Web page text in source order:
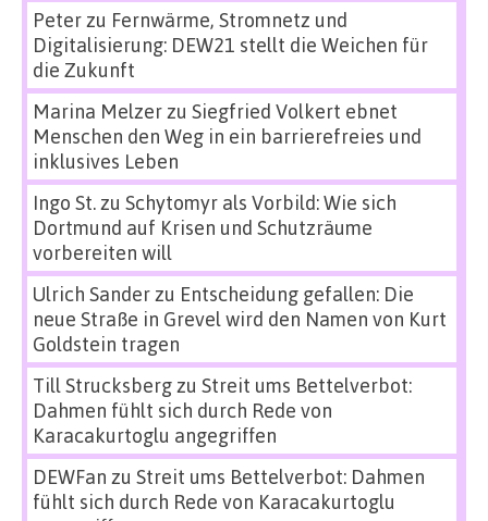
Peterzu Fernwärme, Stromnetz und
Digitalisierung: DEW21 stellt die Weichen für
die Zukunft
Marina Melzerzu Siegfried Volkert ebnet
Menschen den Weg in ein barrierefreies und
inklusives Leben
Ingo St.zu Schytomyr als Vorbild: Wie sich
Dortmund auf Krisen und Schutzräume
vorbereiten will
Ulrich Sanderzu Entscheidung gefallen: Die
neue Straße in Grevel wird den Namen von Kurt
Goldstein tragen
Till Strucksbergzu Streit ums Bettelverbot:
Dahmen fühlt sich durch Rede von
Karacakurtoglu angegriffen
DEWFan zu Streit ums Bettelverbot: Dahmen
fühlt sich durch Rede von Karacakurtoglu